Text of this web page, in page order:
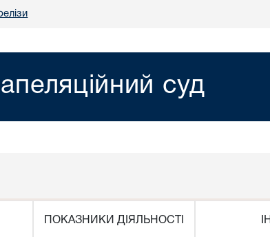
суд
ПОКАЗНИКИ ДІЯЛЬНОСТІ